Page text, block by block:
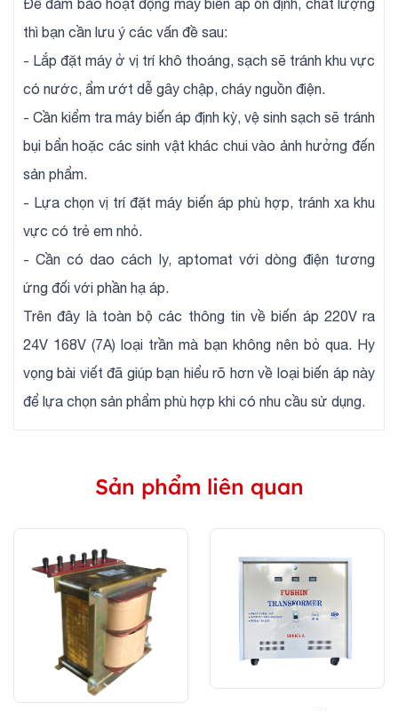
Để đảm bảo hoạt động máy biến áp ổn định, chất lượng
thì bạn cần lưu ý các vấn đề sau:
- Lắp đặt máy ở vị trí khô thoáng, sạch sẽ tránh khu vực
có nước, ẩm ướt dễ gây chập, cháy nguồn điện.
- Cần kiểm tra máy biến áp định kỳ, vệ sinh sạch sẽ tránh
bụi bẩn hoặc các sinh vật khác chui vào ảnh hưởng đến
sản phẩm.
- Lựa chọn vị trí đặt máy biến áp phù hợp, tránh xa khu
vực có trẻ em nhỏ.
- Cần có dao cách ly, aptomat với dòng điện tương
ứng đối với phần hạ áp.
Trên đây là toàn bộ các thông tin về biến áp 220V ra
24V 168V (7A) loại trần mà bạn không nên bỏ qua. Hy
vọng bài viết đã giúp bạn hiểu rõ hơn về loại biến áp này
để lựa chọn sản phẩm phù hợp khi có nhu cầu sử dụng.
Sản phẩm liên quan